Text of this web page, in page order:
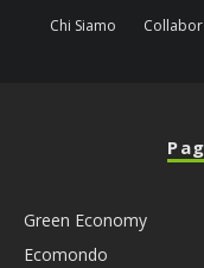
Chi Siamo
Green Economy
Ecomondo